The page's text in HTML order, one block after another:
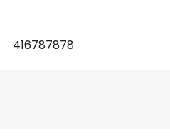
416787878